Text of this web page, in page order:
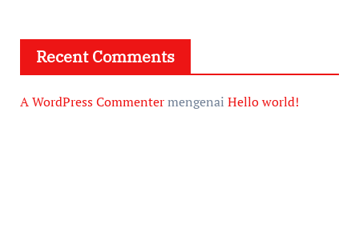
Recent Comments
A WordPress Commentermengenai Hello world!